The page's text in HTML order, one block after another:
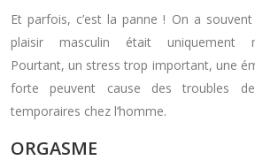
Et parfois, c’est la panne ! On a
plaisir masculin était uniquement
Pourtant, un stress trop important, une
forte peuvent cause des troubles de
temporaires chez l’homme.
ORGASME